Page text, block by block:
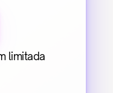
limitada